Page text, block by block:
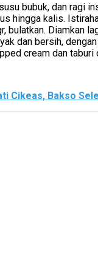
bubuk, dan ragi
hingga kalis.
bulatkan. Diamkan
dan bersih,
cream dan
Cikeas, Bakso